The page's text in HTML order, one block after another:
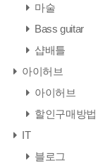
마술
Bass guitar
샵배틀
아이허브
아이허브
할인구매방법
IT
블로그